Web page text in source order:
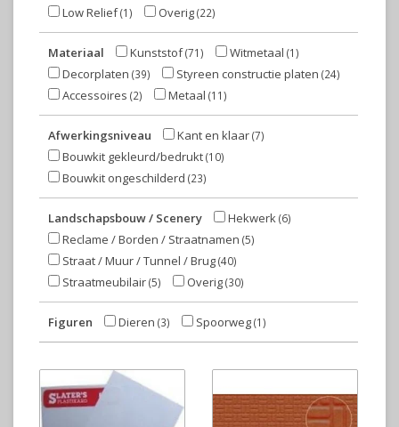
Low Relief(1) Overig(22)
Materiaal Kunststof(71) Witmetaal (1)
Decorplaten (39) Styreen constructie platen (24)
Accessoires (2) Metaal (11)
Afwerkingsniveau Kant en klaar(7)
Bouwkit gekleurd/bedrukt(10)
Bouwkit ongeschilderd (23)
Landschapsbouw / Scenery Hekwerk(6)
Reclame / Borden / Straatnamen (5)
Straat / Muur / Tunnel / Brug(40)
Straatmeubilair(5) Overig(30)
Figuren Dieren (3) Spoorweg(1)